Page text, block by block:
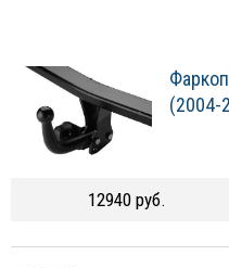
(2004-
12940 руб.